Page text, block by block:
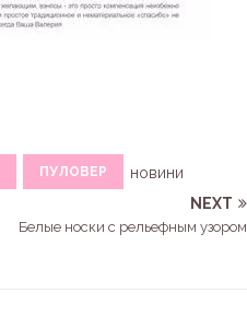
ПУЛОВЕР
новини
NEXT
Белые носки с рельефным узором